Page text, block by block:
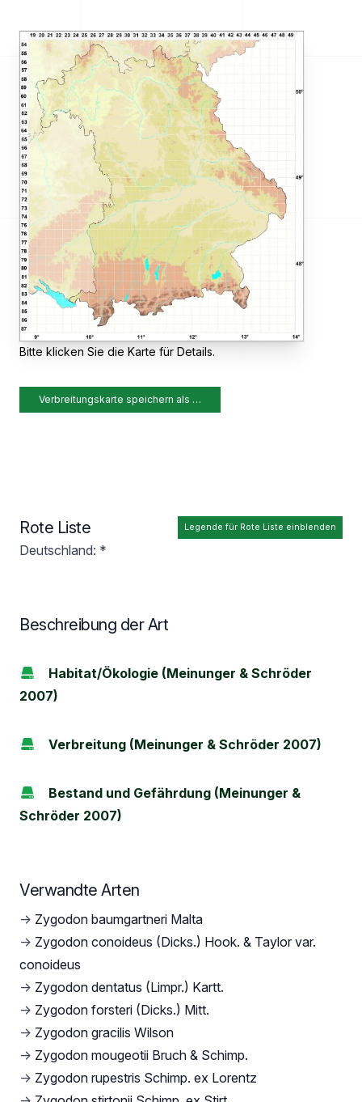
Bitte klicken Sie die Karte für Details.
Verbreitungskarte speichern als …
Legende für Rote Liste einblenden
Rote Liste
Deutschland: *
Beschreibung der Art
Habitat/Ökologie (Meinunger & Schröder
2007)
Verbreitung (Meinunger & Schröder 2007)
Bestand und Gefährdung (Meinunger &
Schröder 2007)
Verwandte Arten
→ Zygodon baumgartneri Malta
→ Zygodon conoideus (Dicks.) Hook. & Taylor var.
conoideus
→ Zygodon dentatus (Limpr.) Kartt.
→ Zygodon forsteri (Dicks.) Mitt.
→ Zygodon gracilis Wilson
→ Zygodon mougeotii Bruch & Schimp.
→ Zygodon rupestris Schimp. ex Lorentz